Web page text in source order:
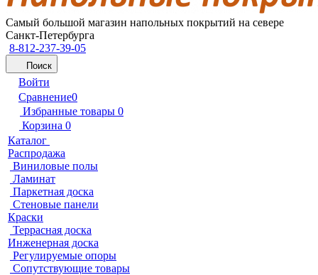
Самый большой магазин напольных покрытий на севере
Санкт-Петербурга
8-812-237-39-05
Поиск
Войти
Сравнение0
Избранные товары 0
Корзина 0
Каталог
Распродажа
Виниловые полы
Ламинат
Паркетная доска
Стеновые панели
Краски
Террасная доска
Инженерная доска
Регулируемые опоры
Сопутствующие товары